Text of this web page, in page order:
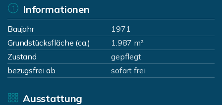
Informationen
Baujahr
1971
Grundstücksfläche (ca.)
1.987 m²
Zustand
gepflegt
bezugsfrei ab
sofort frei
Ausstattung